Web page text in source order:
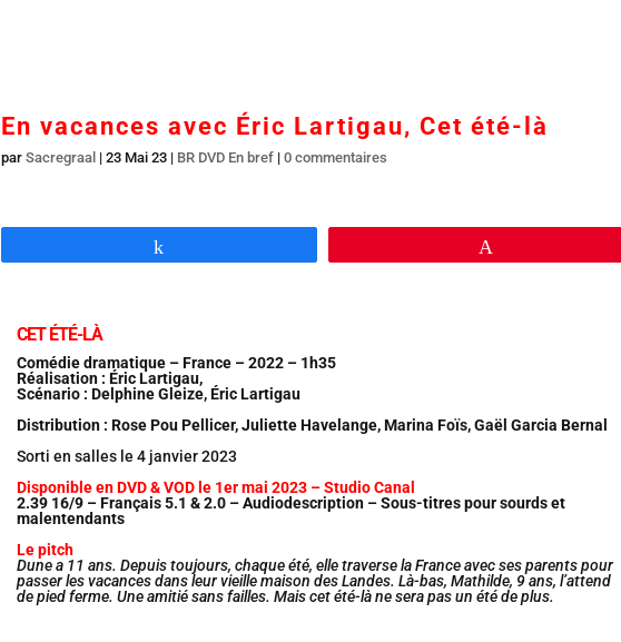
En vacances avec Éric Lartigau, Cet été-là
par Sacregraal | 23 Mai 23| BR DVD En bref| 0 commentaires
CET ÉTÉ-LÀ
Comédie dramatique – France – 2022 – 1h35
Réalisation : Éric Lartigau,
Scénario : Delphine Gleize, Éric Lartigau
Distribution : Rose Pou Pellicer, Juliette Havelange, Marina Foïs, Gaël Garcia Bernal
Sorti en salles le 4 janvier 2023
Disponible en DVD & VOD le 1er mai 2023 – Studio Canal
2.39 16/9 – Français 5.1 & 2.0 – Audiodescription – Sous-titres pour sourds et
malentendants
Le pitch
Dune a 11 ans. Depuis toujours, chaque été, elle traverse la France avec ses parents pour
passer les vacances dans leur vieille maison des Landes. Là-bas, Mathilde, 9 ans, l’attend
de pied ferme. Une amitié sans failles. Mais cet été-là ne sera pas un été de plus.